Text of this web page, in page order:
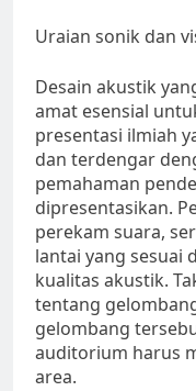
Uraian sonik dan
Desain akustik
amat esensial
presentasi ilmiah
dan terdengar
pemahaman
dipresentasikan.
perekam suara,
lantai yang sesuai
kualitas akustik.
tentang
gelombang
auditorium harus
area.